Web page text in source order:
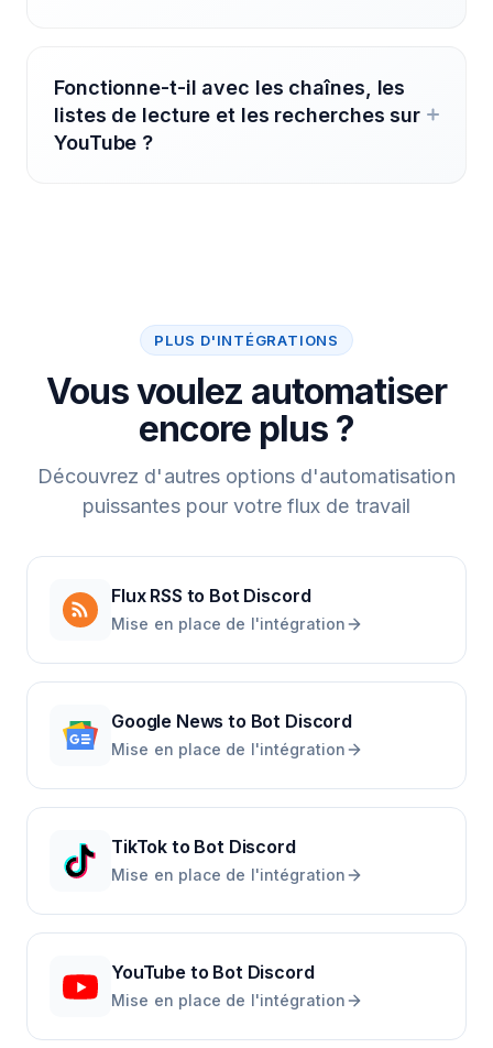
Fonctionne-t-il avec les chaînes, les
listes de lecture et les recherches sur
YouTube ?
PLUS D'INTÉGRATIONS
Vous voulez automatiser
encore plus ?
Découvrez d'autres options d'automatisation
puissantes pour votre flux de travail
Flux RSS to Bot Discord
Mise en place de l'intégration
Google News to Bot Discord
Mise en place de l'intégration
TikTok to Bot Discord
Mise en place de l'intégration
YouTubeto Bot Discord
Mise en place de l'intégration